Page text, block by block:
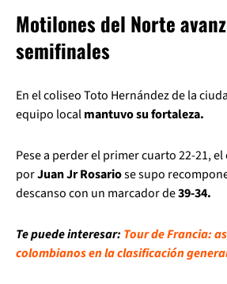
Motilones del Norte
semifinales
En el coliseo Toto Hernández de la
equipo localmantuvo su fortaleza.
Pese a perder el primer cuarto 22-21,
porJuan Jr Rosariose supo
descanso con un marcador de39-34.
Te puede interesar: Tour de Francia:
colombianos en la clasificación